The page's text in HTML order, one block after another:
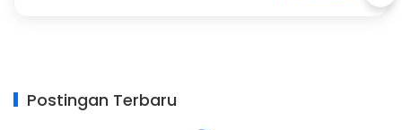
Postingan Terbaru